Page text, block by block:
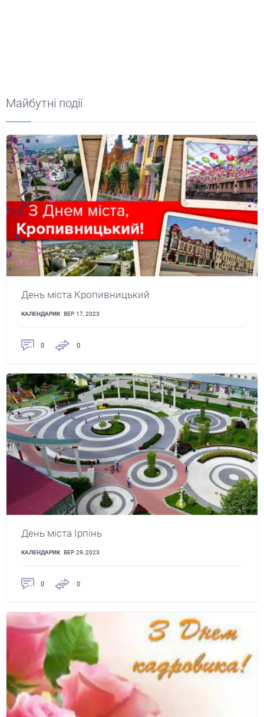
Майбутні події
День міста Кропивницький
КАЛЕНДАРИК ВЕР. 17, 2023
0 0
День міста Ірпінь
КАЛЕНДАРИК ВЕР. 29, 2023
0 0